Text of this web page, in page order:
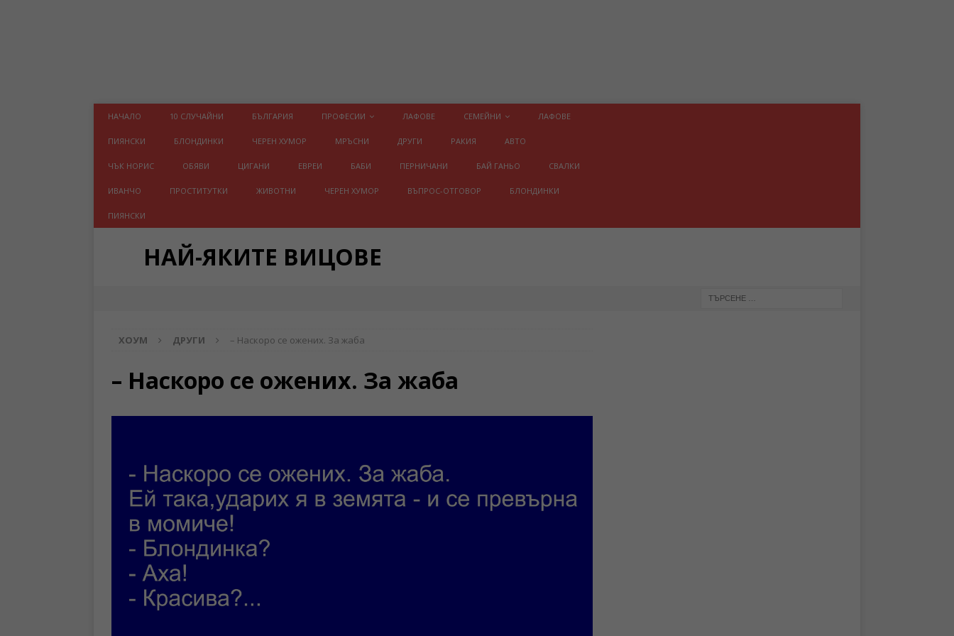
НАЧАЛО 10 СЛУЧАЙНИ БЪЛГАРИЯ ПРОФЕСИИ ЛАФОВЕ СЕМЕЙНИ ЛАФОВЕ
ПИЯНСКИ БЛОНДИНКИ ЧЕРЕН ХУМОР МРЪСНИ ДРУГИ РАКИЯ АВТО
ЧЪК НОРИС ОБЯВИ ЦИГАНИ ЕВРЕИ БАБИ ПЕРНИЧАНИ БАЙ ГАНЬО СВАЛКИ
ИВАНЧО ПРОСТИТУТКИ ЖИВОТНИ ЧЕРЕН ХУМОР ВЪПРОС-ОТГОВОР БЛОНДИНКИ
ПИЯНСКИ
НАЙ-ЯКИТЕ ВИЦОВЕ
ХОУМ ДРУГИ – Наскоро се ожених. За жаба
– Наскоро се ожених. За жаба